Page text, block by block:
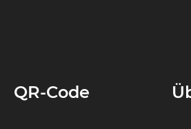
QR-Code